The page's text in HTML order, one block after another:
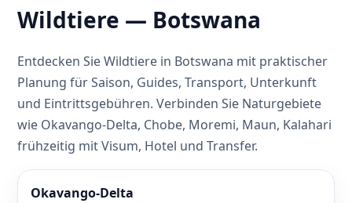
Wildtiere — Botswana
Entdecken Sie Wildtiere in Botswana mit praktischer
Planung für Saison, Guides, Transport, Unterkunft
und Eintrittsgebühren. Verbinden Sie Naturgebiete
wie Okavango-Delta, Chobe, Moremi, Maun, Kalahari
frühzeitig mit Visum, Hotel und Transfer.
Okavango-Delta